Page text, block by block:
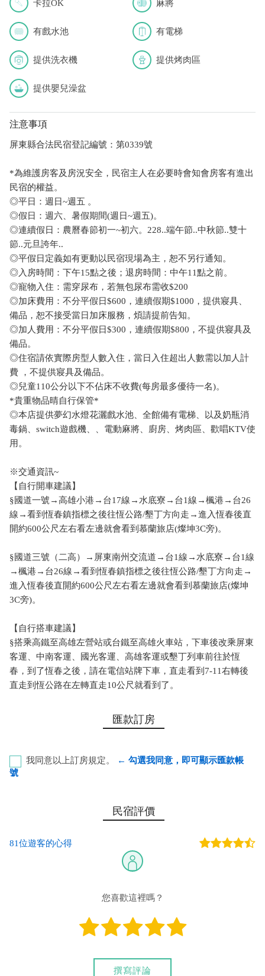
卡拉OK 麻將
有戲水池 有電梯
提供洗衣機 提供烤肉區
提供嬰兒澡盆
注意事項
屏東縣合法民宿登記編號：第0339號
*為維護房客及房況安全，民宿主人在必要時會知會房客有進出
民宿的權益。
◎平日：週日~週五 。
◎假日：週六、暑假期間(週日~週五)。
◎連續假日：農曆春節初一~初六。228..端午節..中秋節..雙十
節..元旦誇年..
◎平假日定義如有更動以民宿現場為主，恕不另行通知。
◎入房時間：下午15點之後；退房時間：中午11點之前。
◎寵物入住：需穿尿布，若無包尿布需收$200
◎加床費用：不分平假日$600，連續假期$1000，提供寢具、
備品，恕不接受當日加床服務，煩請提前告知。
◎加人費用：不分平假日$300，連續假期$800，不提供寢具及
備品。
◎住宿請依實際房型人數入住，當日入住超出人數需以加人計
費 ，不提供寢具及備品。
◎兒童110公分以下不佔床不收費(每房最多優待一名)。
*貴重物品晴自行保管*
◎本店提供夢幻水燈花灑戲水池、全館備有電梯、以及奶瓶消
毒鍋、switch遊戲機、、電動麻將、廚房、烤肉區、歡唱KTV使
用。
※交通資訊~
【自行開車建議】
§國道一號→高雄小港→台17線→水底寮→台1線→楓港→台26
線→看到恆春鎮指標之後往恆公路/墾丁方向走→進入恆春後直
開約600公尺左右看左邊就會看到慕蘭旅店(燦坤3C旁)。
§國道三號（二高）→屏東南州交流道→台1線→水底寮→台1線
→楓港→台26線→看到恆春鎮指標之後往恆公路/墾丁方向走→
進入恆春後直開約600公尺左右看左邊就會看到慕蘭旅店(燦坤
3C旁)。
【自行搭車建議】
§搭乘高鐵至高雄左營站或台鐵至高雄火車站，下車後改乘屏東
客運、中南客運、國光客運、高雄客運或墾丁列車前往於恆
春，到了恆春之後，請在電信站牌下車，直走看到7-11右轉後
直走到恆公路在左轉直走10公尺就看到了。
匯款訂房
我同意以上訂房規定。
← 勾選我同意，即可顯示匯款帳
號
彰化銀行-恆春分行 代號：009 帳號：8348-51-113971-
您也可以利用這幾個常用的網路ATM匯款： [ 郵局ATM ]、 [彰銀
民宿評價
81位遊客的心得
您喜歡這裡嗎？
撰寫評論